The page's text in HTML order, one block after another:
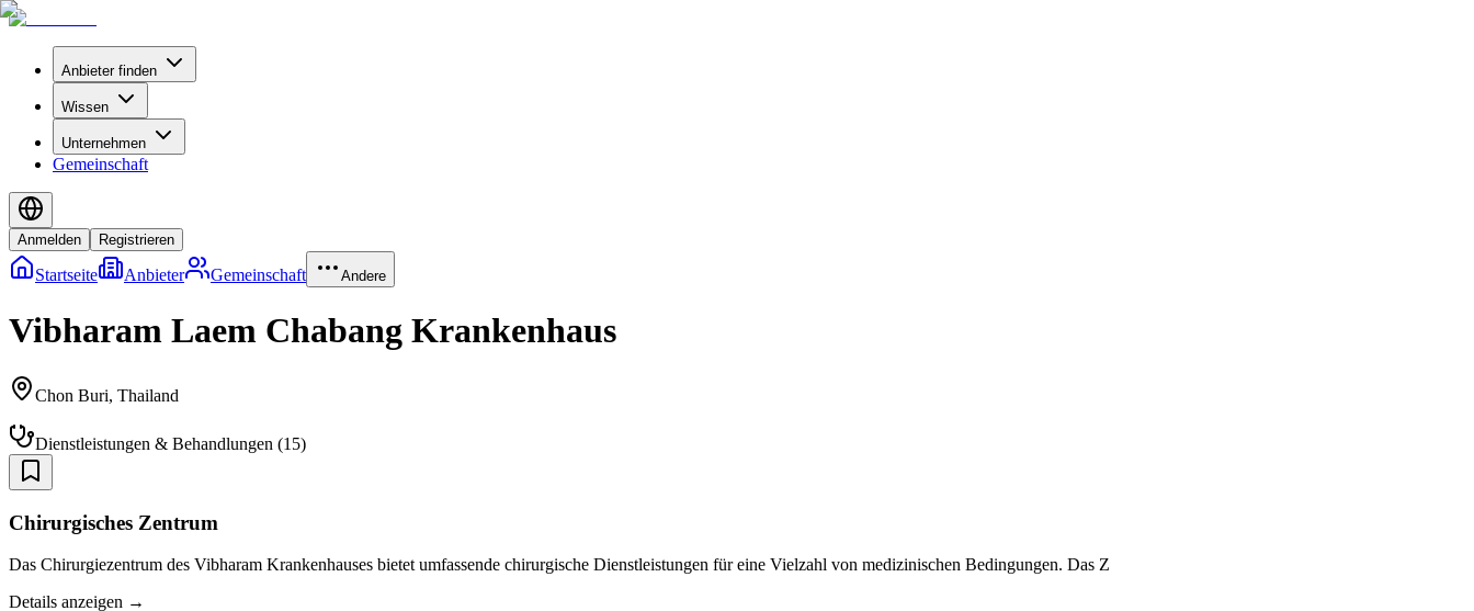
Anbieter finden
Wissen
Unternehmen
Gemeinschaft
Anmelden Registrieren
Startseite Anbieter Gemeinschaft Andere
Vibharam Laem Chabang Krankenhaus
Chon Buri, Thailand
Dienstleistungen & Behandlungen (15)
Chirurgisches Zentrum
Das Chirurgiezentrum des Vibharam Krankenhauses bietet umfassende chirurgische Dienstleistungen für eine Vielzahl von medizinischen Bedingungen. Das Z
Details anzeigen →